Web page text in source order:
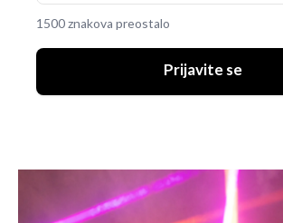
1500 znakova preostalo
Prijavite se